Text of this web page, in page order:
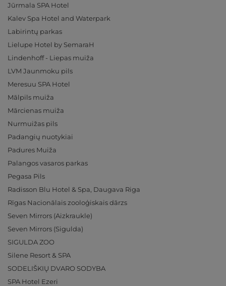
Jūrmala SPA Hotel
Kalev Spa Hotel and Waterpark
Labirintų parkas
Lielupe Hotel by SemaraH
Lindenhoff - Liepas muiža
LVM Jaunmoku pils
Meresuu SPA Hotel
Mālpils muiža
Mārcienas muiža
Nurmuižas pils
Padangių nuotykiai
Padures Muiža
Palangos vasaros parkas
Pegasa Pils
Radisson Blu Hotel & Spa, Daugava Riga
Rīgas Nacionālais zooloģiskais dārzs
Seven Mirrors (Aizkraukle)
Seven Mirrors (Sigulda)
SIGULDA ZOO
Silene Resort & SPA
SODELIŠKIŲ DVARO SODYBA
SPA Hotel Ezeri